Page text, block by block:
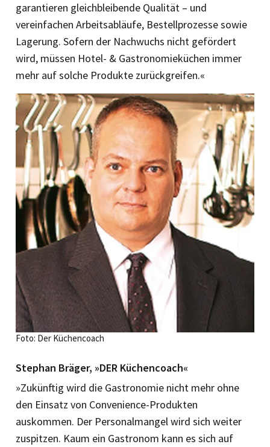
garantieren gleichbleibende Qualität – und
vereinfachen Arbeitsabläufe, Bestellprozesse sowie
Lagerung. Sofern der Nachwuchs nicht gefördert
wird, müssen Hotel- & Gastronomieküchen immer
mehr auf solche Produkte zurückgreifen.«
Foto: Der Küchencoach
Stephan Bräger, »DER Küchencoach«
»Zukünftig wird die Gastronomie nicht mehr ohne
den Einsatz von Convenience-Produkten
auskommen. Der Personalmangel wird sich weiter
zuspitzen. Kaum ein Gastronom kann es sich auf